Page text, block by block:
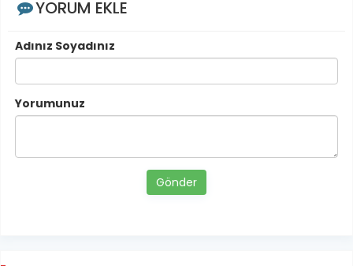
YORUM EKLE
Adınız Soyadınız
Yorumunuz
Gönder